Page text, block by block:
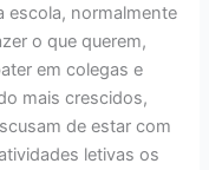
escola, normalmente
o que querem,
em colegas e
mais crescidos,
de estar com
letivas os